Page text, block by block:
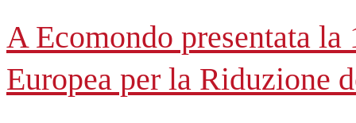
A Ecomondo presentata
Europea per la Riduzione